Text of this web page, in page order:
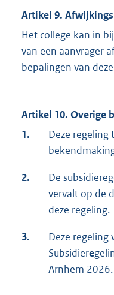
Artikel 9.
Het college kan in
van een aanvrager
bepalingen van
Artikel 10. Overige
1.
Deze
2.
De
vervalt op de
deze regeling.
3.
Deze regeling
Subsidiere
Arnhem 2026.